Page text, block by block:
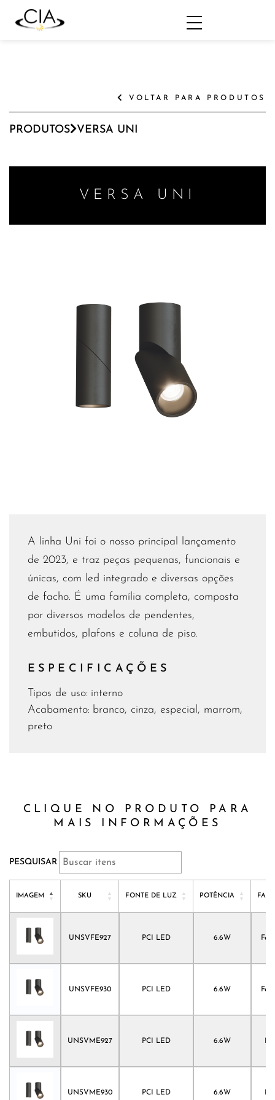
VOLTAR PARA PRODUTOS
PRODUTOS VERSA UNI
VERSA UNI
A linha Uni foi o nosso principal lançamento
de 2023, e traz peças pequenas, funcionais e
únicas, com led integrado e diversas opções
de facho. É uma família completa, composta
por diversos modelos de pendentes,
embutidos, plafons e coluna de piso.
ESPECIFICAÇÕES
Tipos de uso: interno
Acabamento: branco, cinza, especial, marrom,
preto
CLIQUE NO PRODUTO PARA
MAIS INFORMAÇÕES
PESQUISAR
IMAGEM SKU FONTE DE LUZ POTÊNCIA
UNSVFE927 PCI LED 6.6W
UNSVFE930 PCI LED 6.6W
UNSVME927 PCI LED 6.6W
UNSVME930 PCI LED 6.6W